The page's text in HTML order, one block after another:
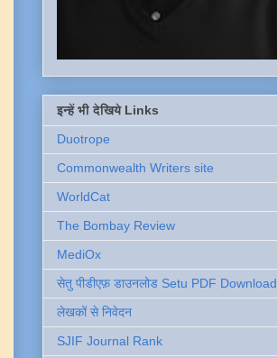
इन्हें भी देखिये Links
Duotrope
Commonwealth Writers site
WorldCat
The Bombay Review
MediOx
सेतु पीडीएफ़ डाउनलोड Setu PDF Download
लेखकों से निवेदन
SJIF Journal Rank